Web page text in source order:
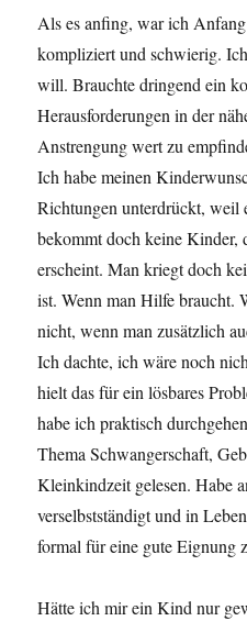
Als es anfing, war ich
kompliziert und schwierig.
will. Brauchte dringend ein
Herausforderungen in der
Anstrengung wert zu
Ich habe meinen
Richtungen unterdrückt, weil
bekommt doch keine Kinder,
erscheint. Man kriegt doch
ist. Wenn man Hilfe braucht.
nicht, wenn man zusätzlich
Ich dachte, ich wäre noch
hielt das für ein lösbares
habe ich praktisch
Thema Schwangerschaft,
Kleinkindzeit gelesen. Habe
verselbstständigt und in
formal für eine gute Eignung
Hätte ich mir ein Kind nur